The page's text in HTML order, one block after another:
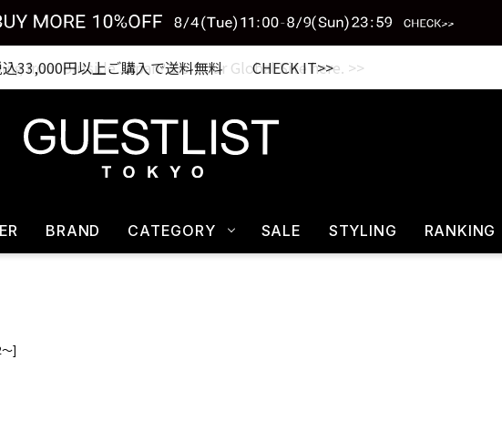
33,000円以上ご購入で送料無料 CHECK IT>>
BRAND CATEGORY SALE STYLING RANKING
]